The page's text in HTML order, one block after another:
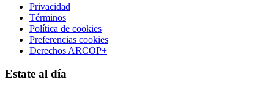
Privacidad
Términos
Política de cookies
Preferencias cookies
Derechos ARCOP+
Estate al día